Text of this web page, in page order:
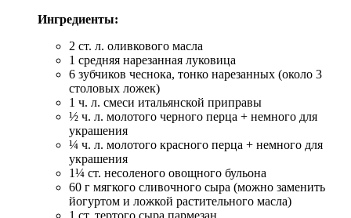
Ингредиенты:
2 ст. л. оливкового масла
1 средняя нарезанная луковица
6 зубчиков чеснока, тонко нарезанных (около 3
столовых ложек)
1 ч. л. смеси итальянской приправы
½ ч. л. молотого черного перца + немного для
украшения
¼ ч. л. молотого красного перца + немного для
украшения
1¼ ст. несоленого овощного бульона
60 г мягкого сливочного сыра (можно заменить
йогуртом и ложкой растительного масла)
1 ст. тертого сыра пармезан